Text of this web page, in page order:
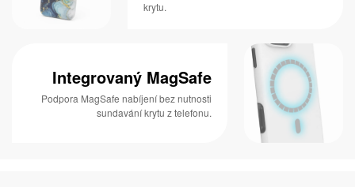
krytu.
Integrovaný MagSafe
Podpora MagSafe nabíjení bez nutnosti
sundavání krytu z telefonu.